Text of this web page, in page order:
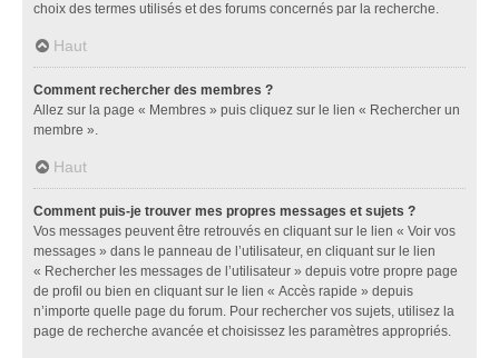
choix des termes utilisés et des forums concernés par la recherche.
Haut
Comment rechercher des membres ?
Allez sur la page « Membres » puis cliquez sur le lien « Rechercher un
membre ».
Haut
Comment puis-je trouver mes propres messages et sujets ?
Vos messages peuvent être retrouvés en cliquant sur le lien « Voir vos
messages » dans le panneau de l’utilisateur, en cliquant sur le lien
« Rechercher les messages de l’utilisateur » depuis votre propre page
de profil ou bien en cliquant sur le lien « Accès rapide » depuis
n’importe quelle page du forum. Pour rechercher vos sujets, utilisez la
page de recherche avancée et choisissez les paramètres appropriés.